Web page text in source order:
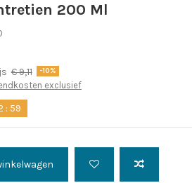
200 Ml
€ 9,11 -10%
exclusief
: 59